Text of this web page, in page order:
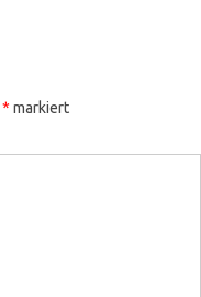
* markiert